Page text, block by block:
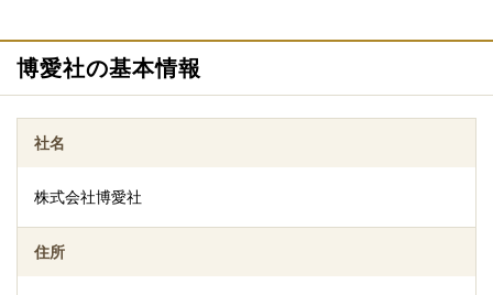
博愛社では、葬儀におけるお花の重要性に注目し、自社にてフラ
取りそろえることができます。 また、フラワーデザイナーも在籍
博愛社の基本情報
社名
株式会社博愛社
住所